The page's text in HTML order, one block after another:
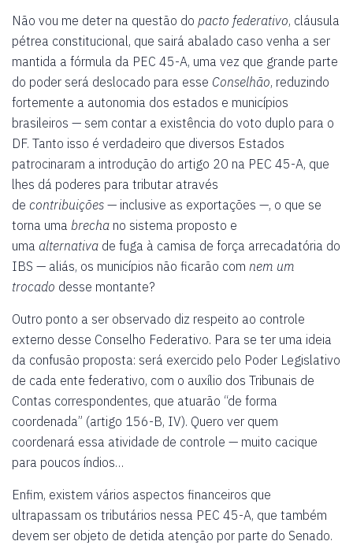
Não vou me deter na questão do pacto federativo, cláusula
pétrea constitucional, que sairá abalado caso venha a ser
mantida a fórmula da PEC 45-A, uma vez que grande parte
do poder será deslocado para esse Conselhão, reduzindo
fortemente a autonomia dos estados e municípios
brasileiros — sem contar a existência do voto duplo para o
DF. Tanto isso é verdadeiro que diversos Estados
patrocinaram a introdução do artigo 20 na PEC 45-A, que
lhes dá poderes para tributar através
de contribuições — inclusive as exportações —, o que se
torna uma brecha no sistema proposto e
uma alternativa de fuga à camisa de força arrecadatória do
IBS — aliás, os municípios não ficarão com nem um
trocado desse montante?
Outro ponto a ser observado diz respeito ao controle
externo desse Conselho Federativo. Para se ter uma ideia
da confusão proposta: será exercido pelo Poder Legislativo
de cada ente federativo, com o auxílio dos Tribunais de
Contas correspondentes, que atuarão “de forma
coordenada” (artigo 156-B, IV). Quero ver quem
coordenará essa atividade de controle — muito cacique
para poucos índios…
Enfim, existem vários aspectos financeiros que
ultrapassam os tributários nessa PEC 45-A, que também
devem ser objeto de detida atenção por parte do Senado.